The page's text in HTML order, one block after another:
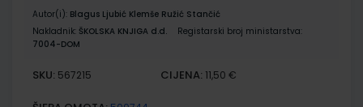
Autor(i): Blagus Ljubić Klemše Ružić Stančić
Nakladnik: ŠKOLSKA KNJIGA d.d.
Registarski broj ministarstva:
7004-DOM
SKU: 567215 CIJENA: 11,50 €